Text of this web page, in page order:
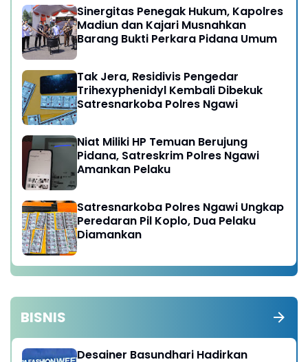
Sinergitas Penegak Hukum, Kapolres
Madiun dan Kajari Musnahkan
Barang Bukti Perkara Pidana Umum
Tak Jera, Residivis Pengedar
Trihexyphenidyl Kembali Dibekuk
Satresnarkoba Polres Ngawi
Niat Miliki HP Temuan Berujung
Pidana, Satreskrim Polres Ngawi
Amankan Pelaku
Satresnarkoba Polres Ngawi Ungkap
Peredaran Pil Koplo, Dua Pelaku
Diamankan
BISNIS
Desainer Basundhari Hadirkan